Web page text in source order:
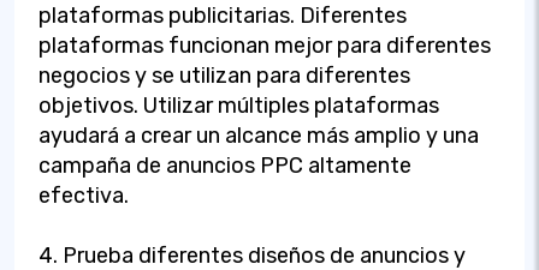
plataformas publicitarias. Diferentes
plataformas funcionan mejor para diferentes
negocios y se utilizan para diferentes
objetivos. Utilizar múltiples plataformas
ayudará a crear un alcance más amplio y una
campaña de anuncios PPC altamente
efectiva.
4. Prueba diferentes diseños de anuncios y